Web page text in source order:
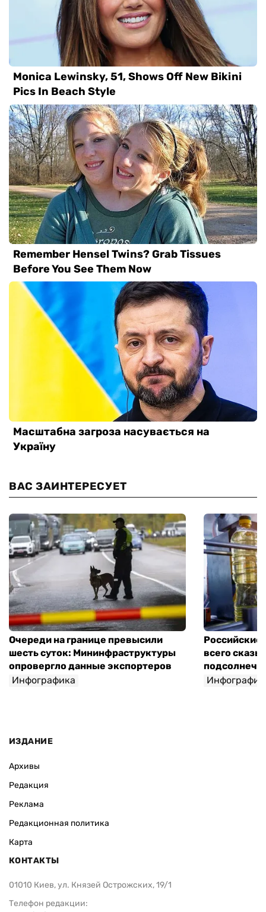
ВАС ЗАИНТЕРЕСУЕТ
Очереди на границе превысили
шесть суток: Мининфраструктуры
опровергло данные экспортеров
Инфографика
Российские
всего
ИЗДАНИЕ
Архивы
Редакция
Реклама
Редакционная политика
Карта
КОНТАКТЫ
01010 Киев, ул. Князей Острожских, 19/1
Телефон редакции: